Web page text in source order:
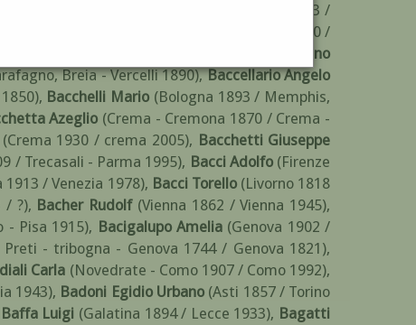
(Gibilterra - Regno Unito 1873 /
(Napoli 1880 /
Baccarini Lino
Breia - Vercelli 1890),Baccellario Angelo
, Bacchelli Mario (Bologna 1893 / Memphis,
Azeglio (Crema - Cremona 1870 / Crema -
(Crema 1930 / crema 2005), Bacchetti Giuseppe
/ Trecasali - Parma 1995), Bacci Adolfo (Firenze
1913 / Venezia 1978), Bacci Torello (Livorno 1818
/ ?), Bacher Rudolf (Vienna 1862 / Vienna 1945),
- Pisa 1915), Bacigalupo Amelia (Genova 1902 /
Preti - tribogna - Genova 1744 / Genova 1821),
Carla (Novedrate - Como 1907 / Como 1992),
1943), Badoni Egidio Urbano (Asti 1857 / Torino
Baffa Luigi (Galatina 1894 / Lecce 1933), Bagatti